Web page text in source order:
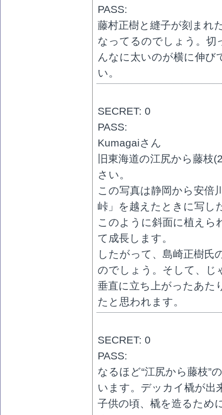
PASS:
藤村正樹と縫子が刻まれ
なってるのでしょう。切
んなに太いのが横に伸
い。
SECRET: 0
PASS:
Kumagaiさん
旧東海道の江尻から藤
さい。
この写真は静岡から安倍
峠」を越えたときに写し
このように斜面に植えら
て成長します。
したがって、島崎正樹氏
のでしょう。そして、じ
垂直に立ち上がったあた
たと思われます。
SECRET: 0
PASS:
なるほど“江尻から藤枝”
います。デッカイ橇が出
子供の頃、橇を造るため